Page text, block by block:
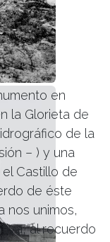
en
la Glorieta de
de la
– ) y una
Castillo de
de éste
nos unimos,
al recuerdo